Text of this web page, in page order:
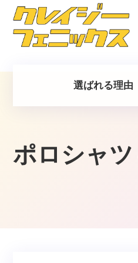
選ばれる理由
ポロシャツ